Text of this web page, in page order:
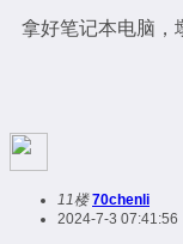
拿好笔记本电脑，
11楼 70chenli
2024-7-3 07:41:56